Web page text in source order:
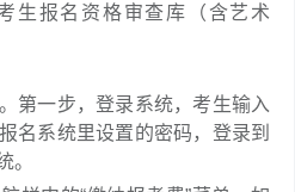
生报名资格审查库（含艺术
第一步，登录系统，考生输入
名系统里设置的密码，登录到
。